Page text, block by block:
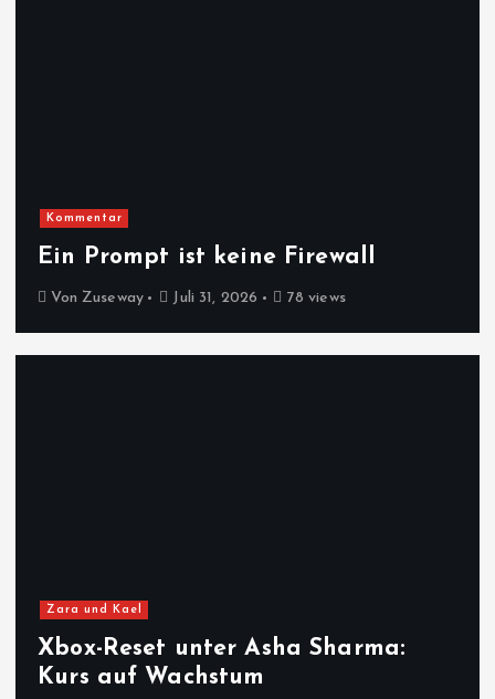
Kommentar
Ein Prompt ist keine Firewall
Von Zuseway Juli 31, 2026 78 views
Zara und Kael
Xbox-Reset unter Asha Sharma:
Kurs auf Wachstum